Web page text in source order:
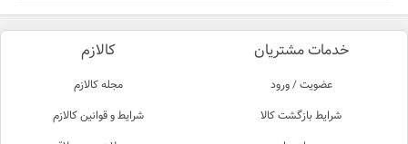
خدمات مشتریان
عضویت / ورود
شرایط بازگشت کالا
کالازم
مجله کالازم
شرایط و قوانین کالازم